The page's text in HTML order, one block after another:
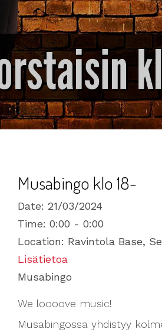
Musabingo klo 18-
Date: 21/03/2024
Time: 0:00 - 0:00
Location: Ravintola Base,
Lisätietoa
Musabingo
We loooove music!
Musabingossa yhdistyy